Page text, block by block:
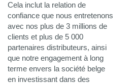
Cela inclut la relation de
confiance que nous entretenons
avec nos plus de 3 millions de
clients et plus de 5 000
partenaires distributeurs, ainsi
que notre engagement à long
terme envers la société belge
en investissant dans des